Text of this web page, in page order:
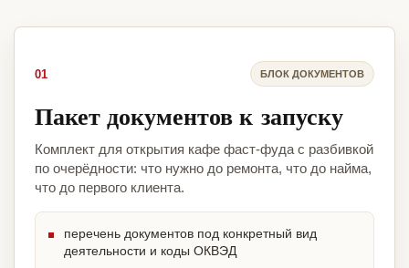
01 БЛОК ДОКУМЕНТОВ
Пакет документов к запуску
Комплект для открытия кафе фаст-фуда с разбивкой
по очерёдности: что нужно до ремонта, что до найма,
что до первого клиента.
перечень документов под конкретный вид
деятельности и коды ОКВЭД